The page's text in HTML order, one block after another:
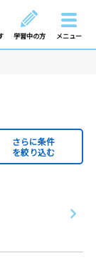
学習中の方 メニュー
さらに条件
を絞り込む